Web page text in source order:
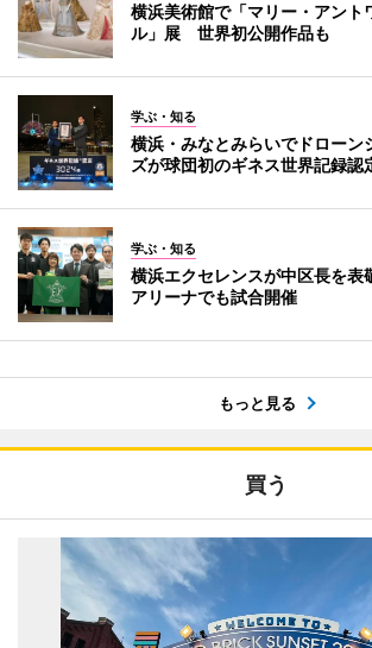
横浜美術館で「マリー・アント
ル」展 世界初公開作品も
学ぶ・知る
横浜・みなとみらいでドロー
ズが球団初のギネス世界記録認
学ぶ・知る
横浜エクセレンスが中区長を
アリーナでも試合開催
もっと見る
買う